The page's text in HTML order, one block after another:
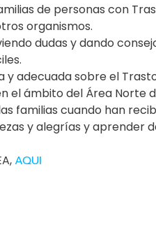
de personas con
organismos.
dudas y dando
adecuada sobre el
el ámbito del Área Norte
familias cuando han
y alegrías y aprender
AQUI